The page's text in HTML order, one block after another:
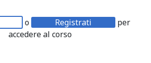
o Registrati
per
accedere al corso